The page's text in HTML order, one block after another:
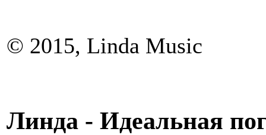
© 2015, Linda Music
Линда - Идеальная